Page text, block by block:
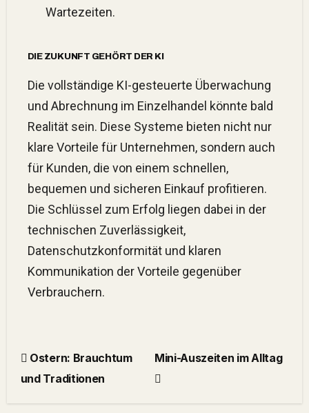
Wartezeiten.
DIE ZUKUNFT GEHÖRT DER KI
Die vollständige KI-gesteuerte Überwachung
und Abrechnung im Einzelhandel könnte bald
Realität sein. Diese Systeme bieten nicht nur
klare Vorteile für Unternehmen, sondern auch
für Kunden, die von einem schnellen,
bequemen und sicheren Einkauf profitieren.
Die Schlüssel zum Erfolg liegen dabei in der
technischen Zuverlässigkeit,
Datenschutzkonformität und klaren
Kommunikation der Vorteile gegenüber
Verbrauchern.
Ostern: Brauchtum
und Traditionen
Mini-Auszeiten im Alltag